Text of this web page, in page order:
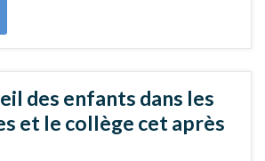
des enfants dans les
et le collège cet après